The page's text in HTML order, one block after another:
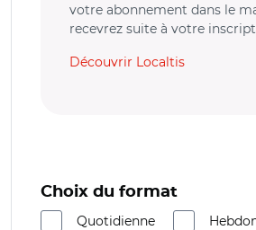
votre abonnement dans le
recevrez suite à votre
Découvrir Localtis
Choix du format
Quotidienne